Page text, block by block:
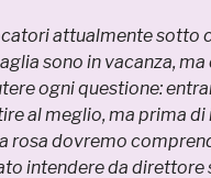
attualmente sotto
sono in vacanza,
ogni questione:
al meglio, ma prima
rosa dovremo
intendere da direttore